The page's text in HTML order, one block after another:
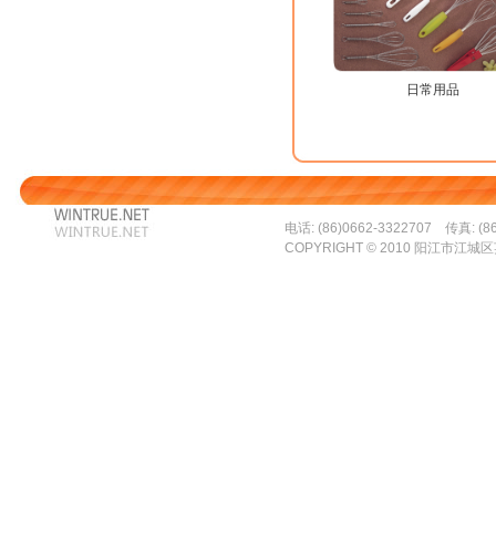
日常用品
电话: (86)0662-3322707 传真:
COPYRIGHT © 2010 阳江市江城